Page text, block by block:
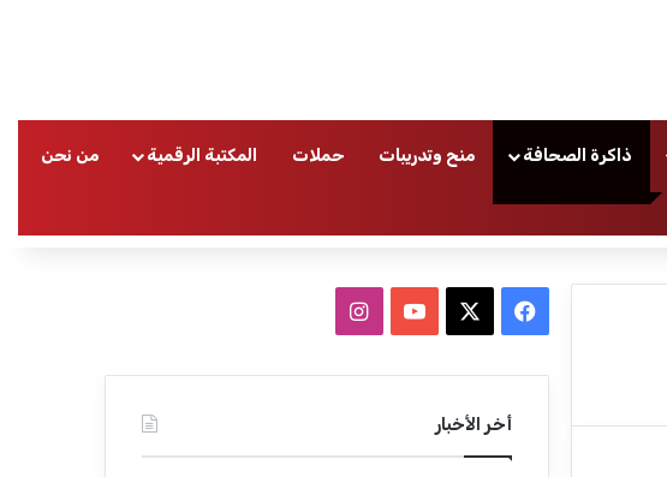
ذاكرة الصحافة منح وتدريبات حملات المكتبة الرقمية من نحن
ب
u
ا
ت
أخر الأخبار